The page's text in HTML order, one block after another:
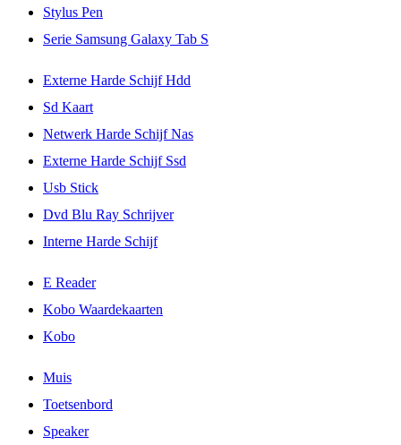
Stylus Pen
Serie Samsung Galaxy Tab S
Externe Harde Schijf Hdd
Sd Kaart
Netwerk Harde Schijf Nas
Externe Harde Schijf Ssd
Usb Stick
Dvd Blu Ray Schrijver
Interne Harde Schijf
E Reader
Kobo Waardekaarten
Kobo
Muis
Toetsenbord
Speaker